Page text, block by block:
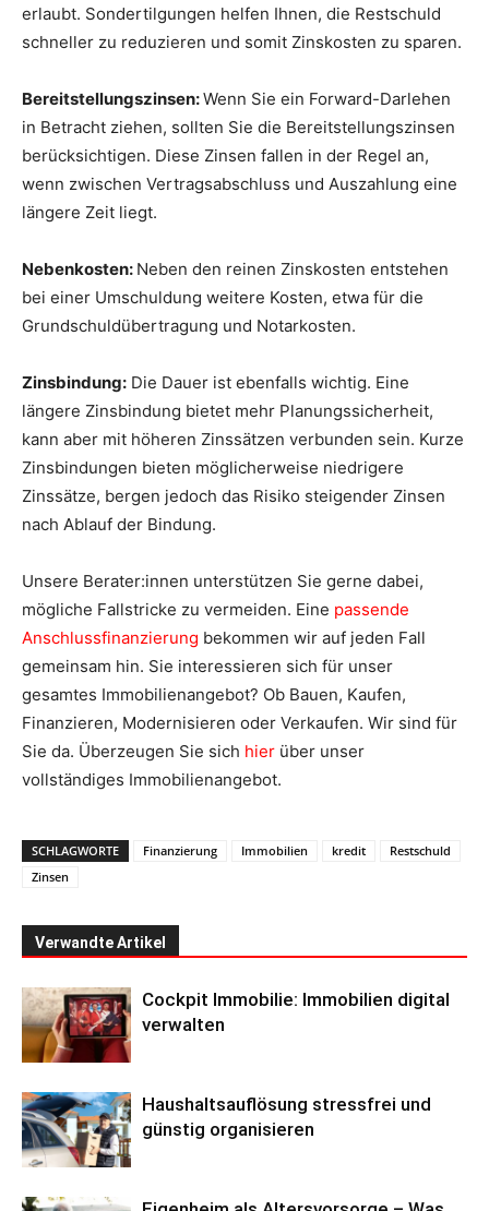
erlaubt. Sondertilgungen helfen Ihnen, die Restschuld
schneller zu reduzieren und somit Zinskosten zu sparen.
Bereitstellungszinsen:Wenn Sie ein Forward-Darlehen
in Betracht ziehen, sollten Sie die Bereitstellungszinsen
berücksichtigen. Diese Zinsen fallen in der Regel an,
wenn zwischen Vertragsabschluss und Auszahlung eine
längere Zeit liegt.
Nebenkosten: Neben den reinen Zinskosten entstehen
bei einer Umschuldung weitere Kosten, etwa für die
Grundschuldübertragung und Notarkosten.
Zinsbindung: Die Dauer ist ebenfalls wichtig. Eine
längere Zinsbindung bietet mehr Planungssicherheit,
kann aber mit höheren Zinssätzen verbunden sein. Kurze
Zinsbindungen bieten möglicherweise niedrigere
Zinssätze, bergen jedoch das Risiko steigender Zinsen
nach Ablauf der Bindung.
Unsere Berater:innen unterstützen Sie gerne dabei,
mögliche Fallstricke zu vermeiden. Eine passende
Anschlussfinanzierung bekommen wir auf jeden Fall
gemeinsam hin. Sie interessieren sich für unser
gesamtes Immobilienangebot? Ob Bauen, Kaufen,
Finanzieren, Modernisieren oder Verkaufen. Wir sind für
Sie da. Überzeugen Sie sich hier über unser
vollständiges Immobilienangebot.
SCHLAGWORTE Finanzierung Immobilien kredit
Restschuld
Zinsen
Verwandte Artikel
Cockpit Immobilie: Immobilien digital
verwalten
Haushaltsauflösung stressfrei und
günstig organisieren